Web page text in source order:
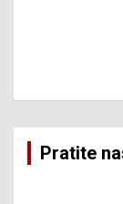
Pratite